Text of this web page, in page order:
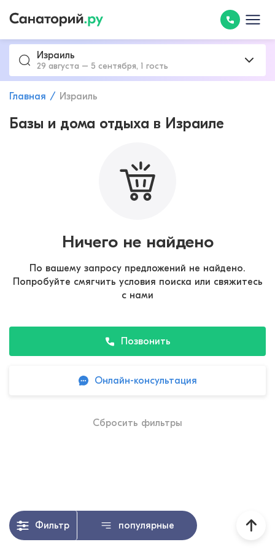
Израиль
29 августа – 5 сентября, 1 гость
Главная Израиль
Базы и дома отдыха в Израиле
Ничего не найдено
По вашему запросу предложений не найдено.
Попробуйте смягчить условия поиска или свяжитесь
с нами
Позвонить
Онлайн-консультация
Сбросить фильтры
Фильтр популярные